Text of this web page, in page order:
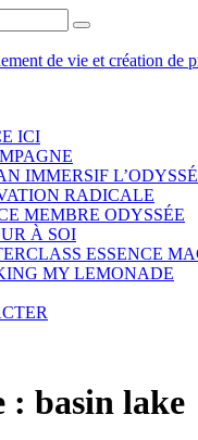
ICI
IMMERSIF
RADICALE
MEMBRE ODYSSÉE
À SOI
ESSENCE
MY LEMONADE
: basin lake